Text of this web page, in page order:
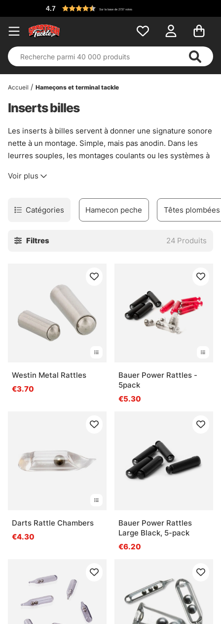
4.7 Sur la base de 2737 votes
Accueil Hameçons et terminal tackle
Inserts billes
Les inserts à billes servent à donner une signature sonore
nette à un montage. Simple, mais pas anodin. Dans les
leurres souples, les montages coulants ou les systèmes à
différence quand l’eau est teintée, que la lumière tombe
une baguette magique. En revanche, c’est souvent le détail
qui réveille un montage trop sage.
s’intégrer proprement dans vos montages, sans bricolage
dans l’eau. Utile quand il faut pêcher propre, mais avec un
peu de nerf. Et quand les touches se font rares, ce petit
grain de métal peut surprendre, dans le bon sens.
» Retour à l’hameçons et terminal tackle
Qu’est-ce qu’un insert à billes ?
Quand utiliser un insert à billes ?
Qu’est-ce qu’un insert à billes change dans le
débutants ?
Voir plus
Catégories Hamecon peche Têtes plombées
Filtres 24 Produits
Westin Metal Rattles
€3.70
Bauer Power Rattles -
5pack
€5.30
Darts Rattle Chambers
€4.30
Bauer Power Rattles
Large Black, 5-pack
€6.20